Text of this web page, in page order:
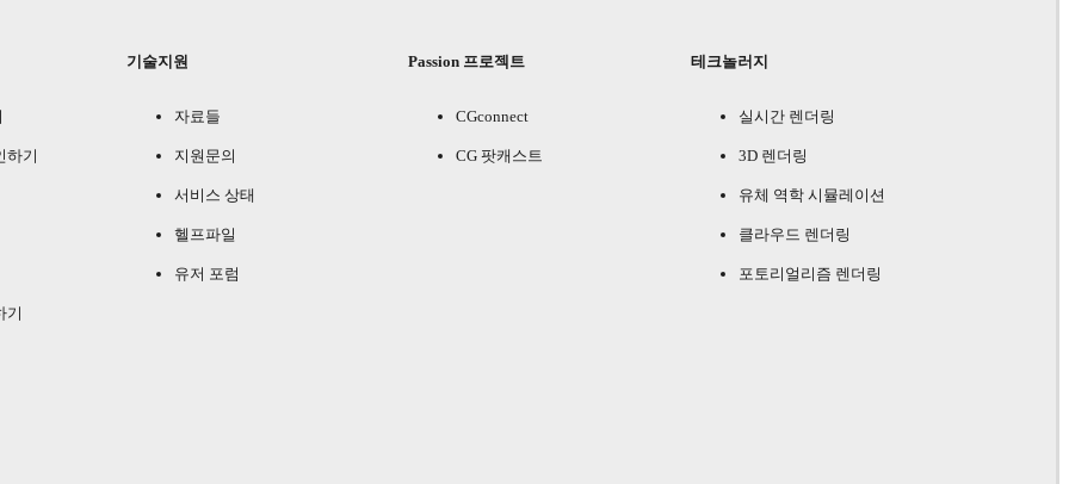
하기
기
기술지원
자료들
지원문의
서비스 상태
헬프파일
유저 포럼
Passion 프로젝트
CGconnect
CG 팟캐스트
테크놀러지
실시간 렌더링
3D 렌더링
유체 역학 시뮬레이션
클라우드 렌더링
포토리얼리즘 렌더링